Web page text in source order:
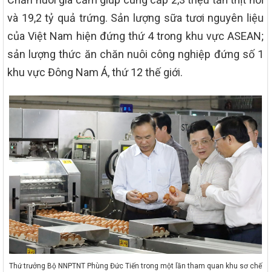
và 19,2 tỷ quả trứng. Sản lượng sữa tươi nguyên liệu
của Việt Nam hiện đứng thứ 4 trong khu vực ASEAN;
sản lượng thức ăn chăn nuôi công nghiệp đứng số 1
khu vực Đông Nam Á, thứ 12 thế giới.
Thứ trưởng Bộ NNPTNT Phùng Đức Tiến trong một lần tham quan khu sơ chế